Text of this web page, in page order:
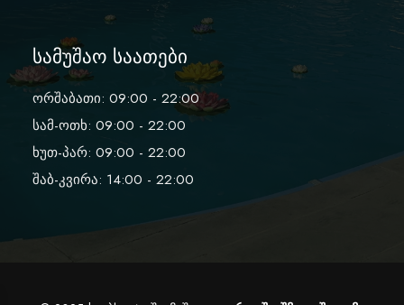
სამუშაო საათები
ორშაბათი: 09:00 - 22:00
სამ-ოთხ: 09:00 - 22:00
ხუთ-პარ: 09:00 - 22:00
შაბ-კვირა: 14:00 - 22:00